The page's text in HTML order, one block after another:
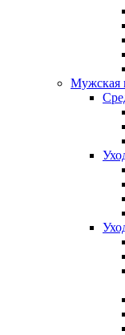
Мужская